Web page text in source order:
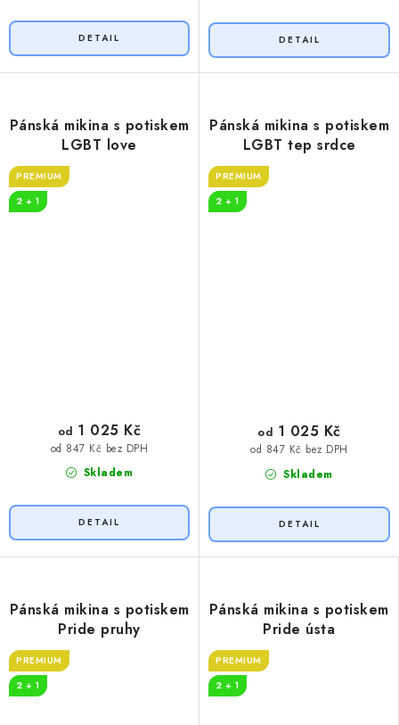
Pánská mikina s potiskem
LGBT love
PREMIUM
2 + 1
Skladem
od 847 Kč bez DPH
od 1 025 Kč
Pánská mikina s potiskem
LGBT tep srdce
PREMIUM
2 + 1
Skladem
od 847 Kč bez DPH
od 1 025 Kč
Pánská mikina s potiskem
Pride pruhy
PREMIUM
2 + 1
Pánská mikina s potiskem
Pride ústa
PREMIUM
2 + 1